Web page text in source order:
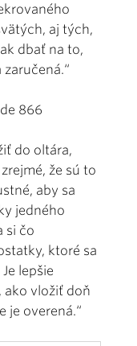
aj tých,
dbať na to,
866
do oltára,
že sú to
aby sa
jedného
si čo
ktoré sa
lepšie
ako vložiť doň
je overená.“